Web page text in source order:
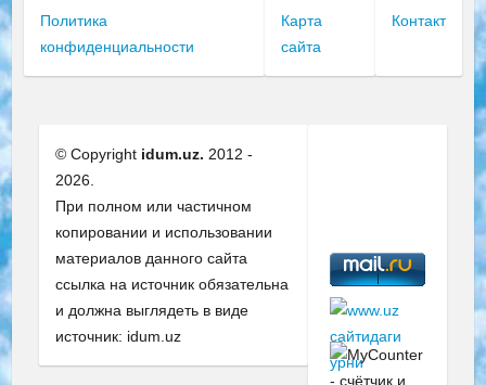
Политика
конфиденциальности
Карта
сайта
Контакт
© Copyright idum.uz. 2012 -
2026.
При полном или частичном
копировании и использовании
материалов данного сайта
ссылка на источник обязательна
и должна выглядеть в виде
источник: idum.uz